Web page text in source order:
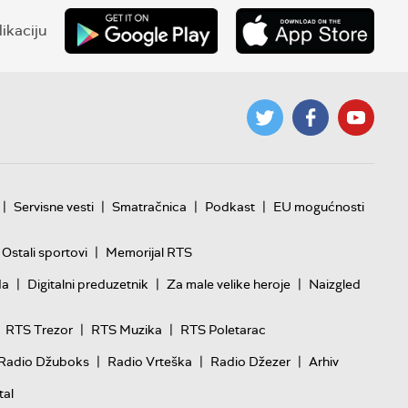
| Servisne vesti | Smatračnica | Podkast | EU mogućnosti
Ostali sportovi | Memorijal RTS
| Digitalni preduzetnik | Za male velike heroje | Naizgled
RTS Trezor | RTS Muzika | RTS Poletarac
Džuboks | Radio Vrteška | Radio Džezer | Arhiv